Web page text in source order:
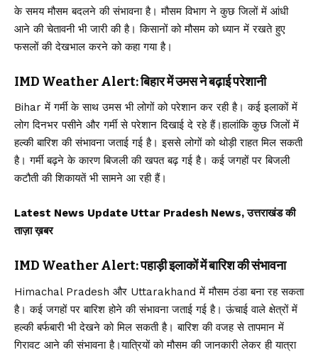
के समय मौसम बदलने की संभावना है। मौसम विभाग ने कुछ जिलों में आंधी
आने की चेतावनी भी जारी की है। किसानों को मौसम को ध्यान में रखते हुए
फसलों की देखभाल करने को कहा गया है।
IMD Weather Alert: बिहार में उमस ने बढ़ाई परेशानी
Bihar में गर्मी के साथ उमस भी लोगों को परेशान कर रही है। कई इलाकों में
लोग दिनभर पसीने और गर्मी से परेशान दिखाई दे रहे हैं।हालांकि कुछ जिलों में
हल्की बारिश की संभावना जताई गई है। इससे लोगों को थोड़ी राहत मिल सकती
है। गर्मी बढ़ने के कारण बिजली की खपत बढ़ गई है। कई जगहों पर बिजली
कटौती की शिकायतें भी सामने आ रही हैं।
Latest News Update Uttar Pradesh News, उत्तराखंड की
ताज़ा ख़बर
IMD Weather Alert: पहाड़ी इलाकों में बारिश की संभावना
Himachal Pradesh और Uttarakhand में मौसम ठंडा बना रह सकता
है। कई जगहों पर बारिश होने की संभावना जताई गई है। ऊंचाई वाले क्षेत्रों में
हल्की बर्फबारी भी देखने को मिल सकती है। बारिश की वजह से तापमान में
गिरावट आने की संभावना है।यात्रियों को मौसम की जानकारी लेकर ही यात्रा